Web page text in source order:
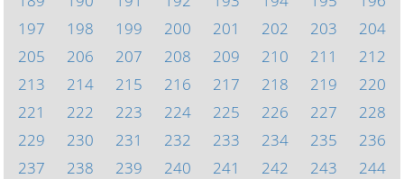
197
198 199 200 201 202 203
204
205
206 207 208 209 210 211
212
213
214 215 216 217 218 219
220
221
222 223 224 225 226 227
228
229
230 231 232 233 234 235
236
237
238 239 240 241 242 243
244